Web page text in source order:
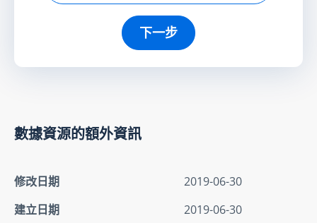
下一步
數據資源的額外資訊
修改日期
2019-06-30
建立日期
2019-06-30